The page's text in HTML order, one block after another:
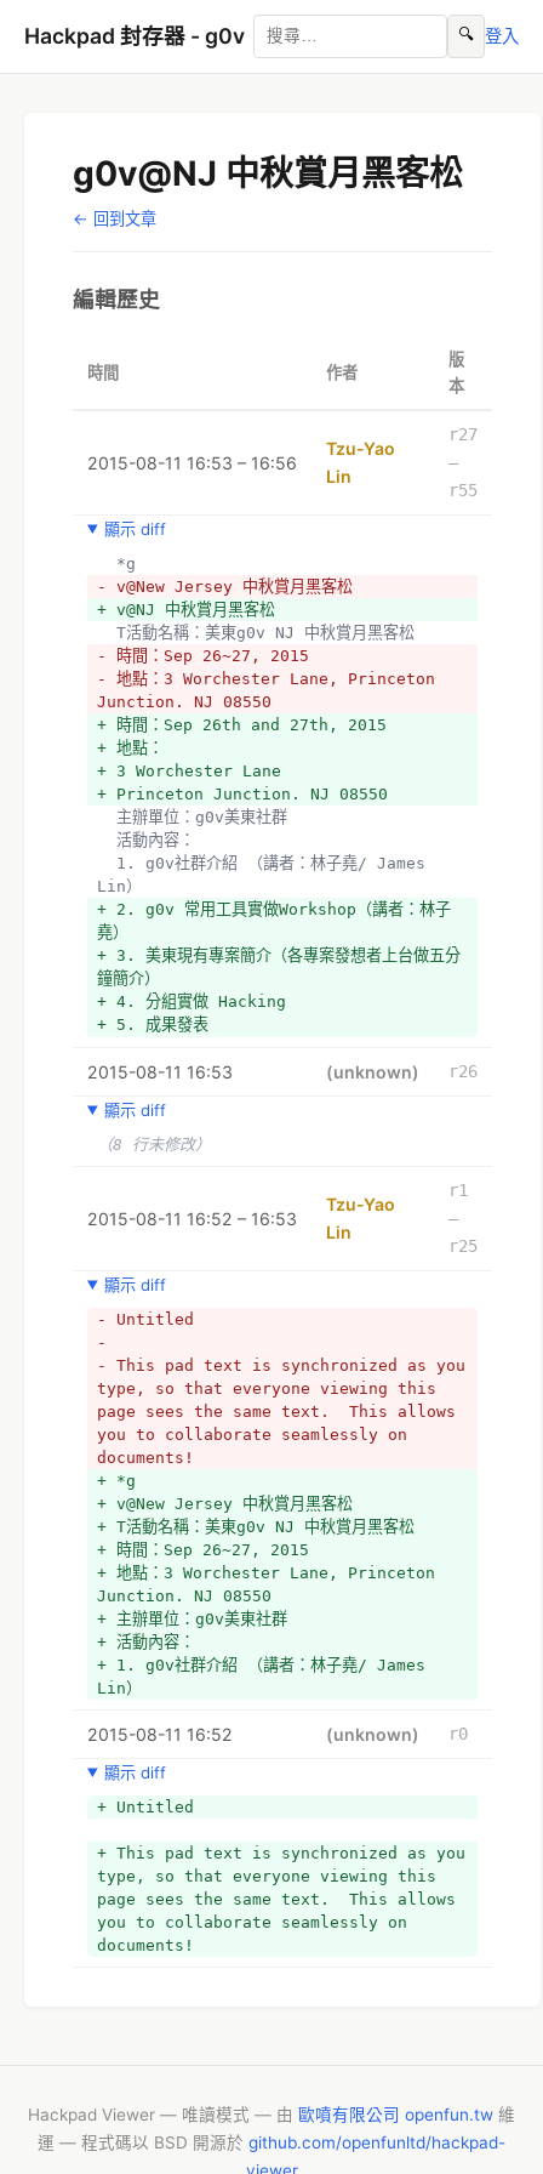
Hackpad 封存器 - g0v 🔍 登入
g0v@NJ 中秋賞月黑客松
← 回到文章
編輯歷史
時間 作者
版
本
2015-08-11 16:53 – 16:56
Tzu-Yao
Lin
r27
–
r55
顯示 diff
  *g
- v@New Jersey 中秋賞月黑客松
+ v@NJ 中秋賞月黑客松
  T活動名稱：美東g0v NJ 中秋賞月黑客松
- 時間：Sep 26~27, 2015
- 地點：3 Worchester Lane, Princeton
Junction. NJ 08550
+ 時間：Sep 26th and 27th, 2015
+ 地點：
+ 3 Worchester Lane
+ Princeton Junction. NJ 08550
  主辦單位：g0v美東社群
  活動內容：
Lin）
+ 2. g0v 常用工具實做Workshop（講者：林子
堯）
+ 3. 美東現有專案簡介（各專案發想者上台做五分
鐘簡介）
+ 4. 分組實做 Hacking
+ 5. 成果發表
+
+
+ *1. 認識「g0v」
+ g0v 零時政府是一個推動資訊透明化的社群，致
力於開發公民參與社會的資訊平台與工具。 這個名
稱源於以代表資訊的「零」，置入代表政府的gov，
目標是讓原本零散的公民能夠以開放資料及開源協作
來產生監督政府的力量。 g0v 社群歡迎每一個領域
的專案， 或是去分析、解讀這些開放的資料。g0v
社群的座右銘是：「不要問為什麼『沒有人』做這
個，先承認你就是那個『沒有人』!」 所以，當你對
台灣公共議題有不滿、覺得要有些改變時，就是加入
g0v 的最佳時機！
+
+ *2. 什麼是「黑客松」？我適合參加嗎？
+
+ 黑客松 hackathon 即 hacker's
marathon，就是把各種專長的人聚集在一起密集討
論、合作開發專案，在短短的一兩天內開發出專案原
型與參與者分享。為了開發能強化台灣公民社會的網
路平台，我們除了需要前後端程式設計師 and
Designers, 我們也需要資料科學家、法律、會
計、財務專家，以及關心台灣社會議題、知道問題在
哪裡、心中有解決方案、或單純想幫忙解決問題的
人。所有人都是能貢獻的人，每個人都適合參加！我
+
+ *3. 怎麼樣能讓黑客松發揮最大效益？
+ 黑客松有很多中參與方式，您可以到現場再來尋找
能幫什麼忙，也可以事前就先做一些準備功課提升這
+ (1)發想專案：想想看台灣政治、社會遇到什麼樣
的問題？什麼樣的資料或資訊平台能夠幫助解決問
題？
+ (2)盤點並收集資源：盤點需要什麼資料？需要哪
些專長？可以先把資料先找好、並且拉一些有這些專
一起做！有任何問題，歡迎聯絡
2015-08-11 16:53 (unknown)
r26
顯示 diff
（8 行未修改）
2015-08-11 16:52 – 16:53
Tzu-Yao
Lin
r1
–
r25
顯示 diff
- Untitled
-
- This pad text is synchronized as you
type, so that everyone viewing this
page sees the same text.  This allows
you to collaborate seamlessly on
documents!
+ *g
+ v@New Jersey 中秋賞月黑客松
+ T活動名稱：美東g0v NJ 中秋賞月黑客松
+ 時間：Sep 26~27, 2015
+ 地點：3 Worchester Lane, Princeton
Junction. NJ 08550
+ 主辦單位：g0v美東社群
+ 活動內容：
+ 1. g0v社群介紹 （講者：林子堯/ James
Lin）
2015-08-11 16:52 (unknown)
r0
顯示 diff
+ Untitled
+ This pad text is synchronized as you
type, so that everyone viewing this
page sees the same text.  This allows
you to collaborate seamlessly on
documents!
Hackpad Viewer — 唯讀模式 — 由 歐噴有限公司 openfun.tw 維
運 — 程式碼以 BSD 開源於 github.com/openfunltd/hackpad-